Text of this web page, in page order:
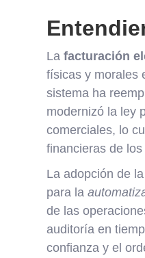
La facturación
físicas y morales
sistema ha
modernizó la ley
comerciales, lo
financieras de
La adopción de la
para la
de las
auditoría en
confianza y el